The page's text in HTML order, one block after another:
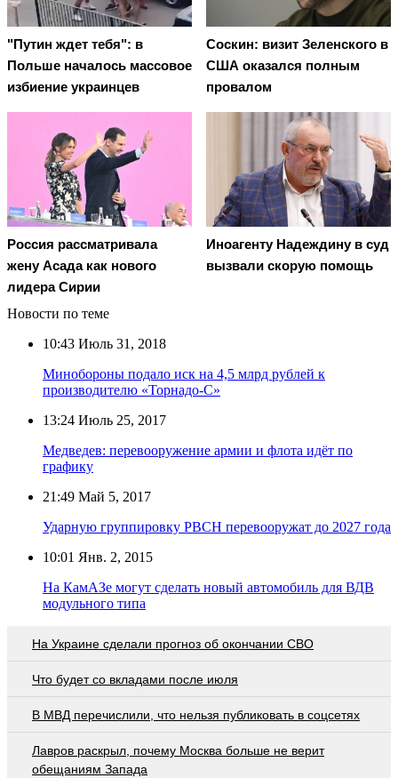
"Путин ждет тебя": в
Польше началось массовое
избиение украинцев
Соскин: визит Зеленского в
США оказался полным
провалом
Россия рассматривала
жену Асада как нового
лидера Сирии
Иноагенту Надеждину в суд
вызвали скорую помощь
Новости по теме
10:43 Июль 31, 2018
Минобороны подало иск на 4,5 млрд рублей к
производителю «Торнадо-С»
13:24 Июль 25, 2017
Медведев: перевооружение армии и флота идёт по
графику
21:49 Май 5, 2017
Ударную группировку РВСН перевооружат до 2027 года
10:01 Янв. 2, 2015
На КамАЗе могут сделать новый автомобиль для ВДВ
модульного типа
На Украине сделали прогноз об окончании СВО
Что будет со вкладами после июля
В МВД перечислили, что нельзя публиковать в соцсетях
Лавров раскрыл, почему Москва больше не верит
обещаниям Запада